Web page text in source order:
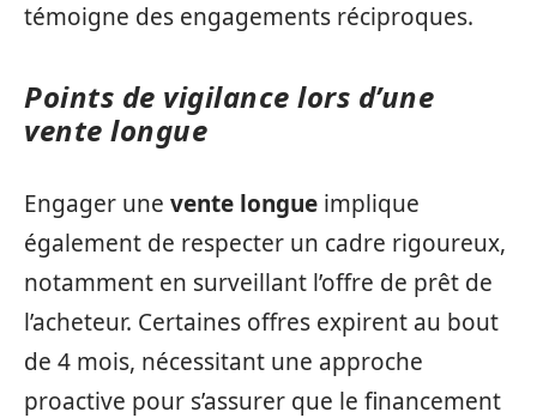
témoigne des engagements réciproques.
Points de vigilance lors d’une
vente longue
Engager une vente longue implique
également de respecter un cadre rigoureux,
notamment en surveillant l’offre de prêt de
l’acheteur. Certaines offres expirent au bout
de 4 mois, nécessitant une approche
proactive pour s’assurer que le financement